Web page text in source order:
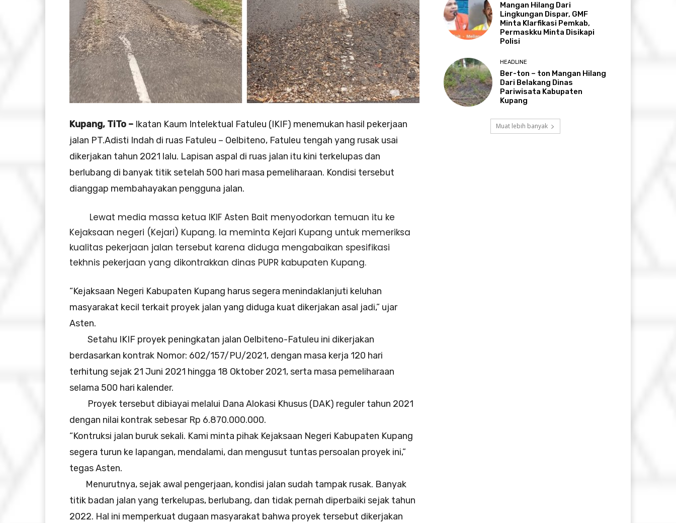
Kupang, TiTo – Ikatan Kaum Intelektual Fatuleu (IKIF) menemukan hasil pekerjaan
jalan PT.Adisti Indah di ruas Fatuleu – Oelbiteno, Fatuleu tengah yang rusak usai
dikerjakan tahun 2021 lalu. Lapisan aspal di ruas jalan itu kini terkelupas dan
berlubang di banyak titik setelah 500 hari masa pemeliharaan. Kondisi tersebut
dianggap membahayakan pengguna jalan.
Lewat media massa ketua IKIF Asten Bait menyodorkan temuan itu ke
Kejaksaan negeri (Kejari) Kupang. Ia meminta Kejari Kupang untuk memeriksa
kualitas pekerjaan jalan tersebut karena diduga mengabaikan spesifikasi
tekhnis pekerjaan yang dikontrakkan dinas PUPR kabupaten Kupang.
“Kejaksaan Negeri Kabupaten Kupang harus segera menindaklanjuti keluhan
masyarakat kecil terkait proyek jalan yang diduga kuat dikerjakan asal jadi,” ujar
Asten.
Setahu IKIF proyek peningkatan jalan Oelbiteno-Fatuleu ini dikerjakan
berdasarkan kontrak Nomor: 602/157/PU/2021, dengan masa kerja 120 hari
terhitung sejak 21 Juni 2021 hingga 18 Oktober 2021, serta masa pemeliharaan
selama 500 hari kalender.
Proyek tersebut dibiayai melalui Dana Alokasi Khusus (DAK) reguler tahun 2021
dengan nilai kontrak sebesar Rp 6.870.000.000.
“Kontruksi jalan buruk sekali. Kami minta pihak Kejaksaan Negeri Kabupaten Kupang
segera turun ke lapangan, mendalami, dan mengusut tuntas persoalan proyek ini,”
tegas Asten.
Menurutnya, sejak awal pengerjaan, kondisi jalan sudah tampak rusak. Banyak
titik badan jalan yang terkelupas, berlubang, dan tidak pernah diperbaiki sejak tahun
2022. Hal ini memperkuat dugaan masyarakat bahwa proyek tersebut dikerjakan
Mangan Hilang Dari
Lingkungan Dispar, GMF
Minta Klarfikasi Pemkab,
Permaskku Minta Disikapi
Polisi
HEADLINE
Ber-ton – ton Mangan Hilang
Dari Belakang Dinas
Pariwisata Kabupaten
Kupang
Muat lebih banyak